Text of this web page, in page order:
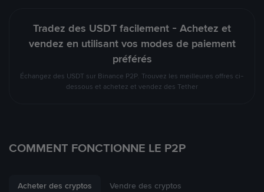
Tradez des USDT facilement - Achetez et
vendez en utilisant vos modes de paiement
préférés
Échangez des USDT sur Binance P2P. Trouvez les meilleures offres ci-
dessous et achetez et vendez des Tether
COMMENT FONCTIONNE LE P2P
Acheter des cryptos Vendre des cryptos